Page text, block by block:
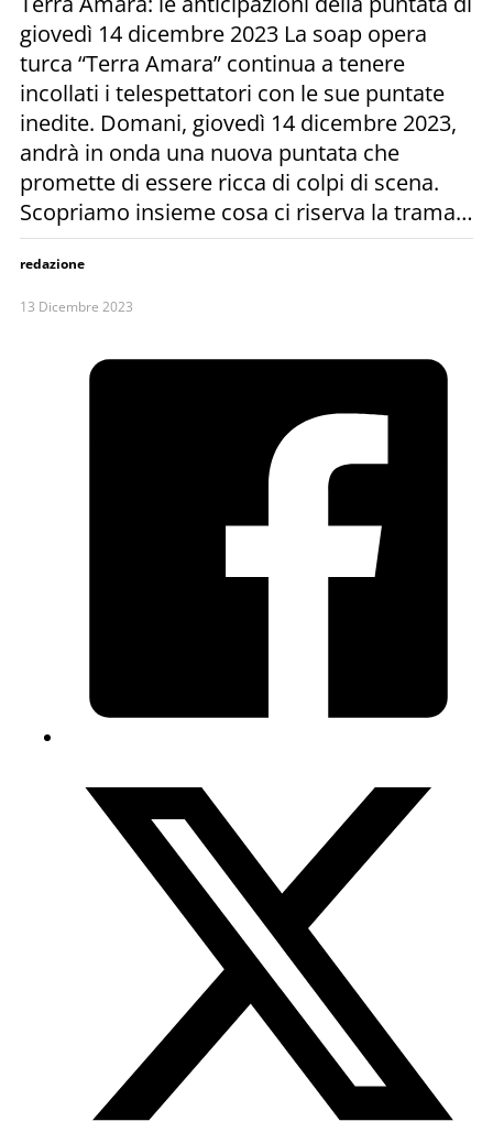
giovedì 14 dicembre 2023 La soap opera
turca “Terra Amara” continua a tenere
incollati i telespettatori con le sue puntate
inedite. Domani, giovedì 14 dicembre 2023,
andrà in onda una nuova puntata che
promette di essere ricca di colpi di scena.
Scopriamo insieme cosa ci riserva la trama…
redazione
13 Dicembre 2023